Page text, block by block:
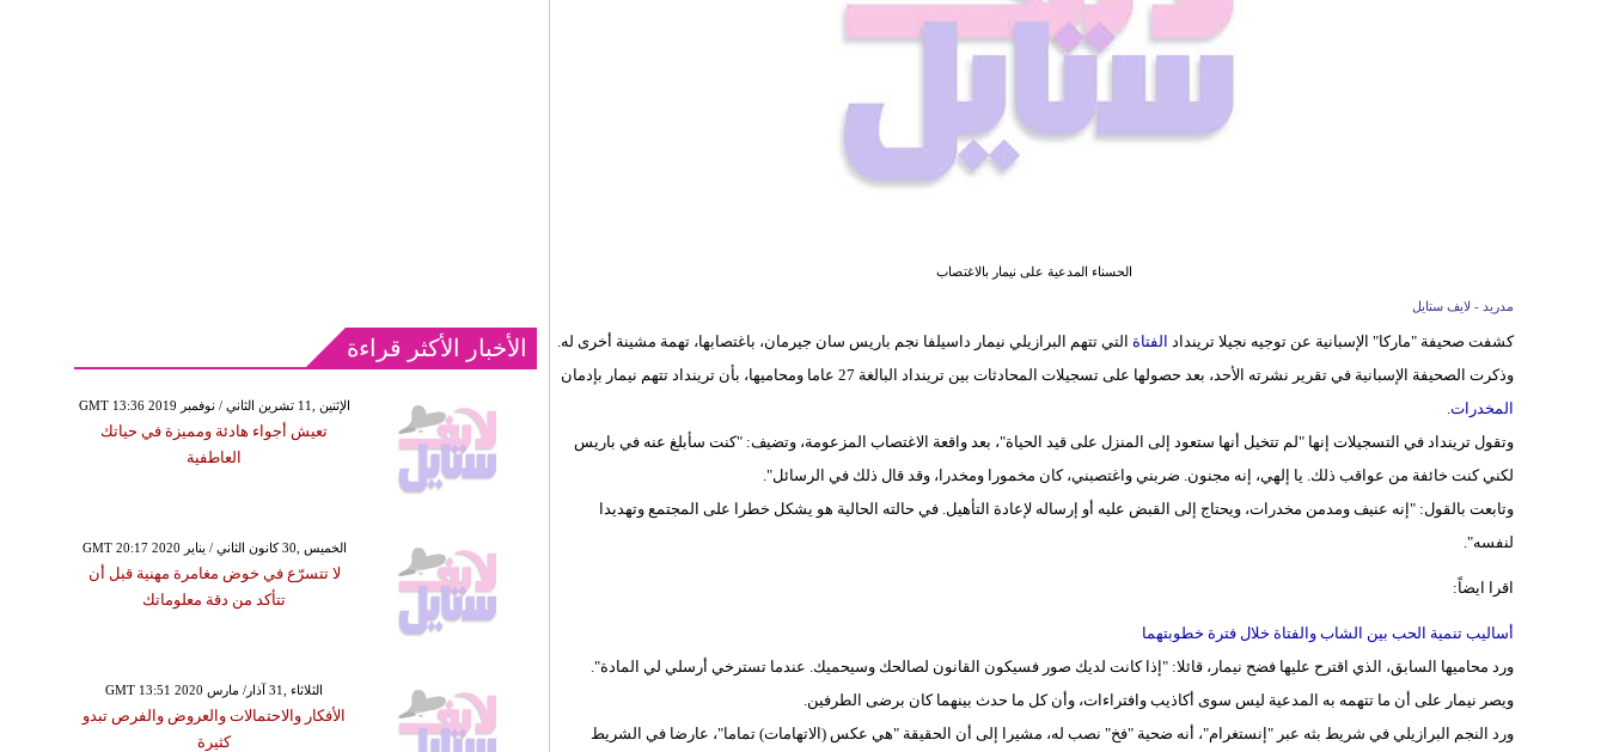
الحسناء المدعية على نيمار بالاغتصاب
مدريد - لايف ستايل
كشفت صحيفة "ماركا" الإسبانية عن توجيه نجيلا تريندادالفتاة التي تتهم البرازيلي نيمار داسيلفا نجم باريس سان جيرمان، باغتصابها، تهمة مشينة أخرى له.
وذكرت الصحيفة الإسبانية في تقرير نشرته الأحد، بعد حصولها على تسجيلات المحادثات بين ترينداد البالغة 27 عاما ومحاميها، بأن ترينداد تتهم نيمار بإدمان
المخدرات.
وتقول ترينداد في التسجيلات إنها "لم تتخيل أنها ستعود إلى المنزل على قيد الحياة"، بعد واقعة الاغتصاب المزعومة، وتضيف: "كنت سأبلغ عنه في باريس
لكني كنت خائفة من عواقب ذلك. يا إلهي، إنه مجنون. ضربني واغتصبني، كان مخمورا ومخدرا، وقد قال ذلك في الرسائل".
وتابعت بالقول: "إنه عنيف ومدمن مخدرات، ويحتاج إلى القبض عليه أو إرساله لإعادة التأهيل. في حالته الحالية هو يشكل خطرا على المجتمع وتهديدا
لنفسه".
اقرا ايضاً:
أساليب تنمية الحب بين الشاب والفتاة خلال فترة خطوبتهما
ورد محاميها السابق، الذي اقترح عليها فضح نيمار، قائلا: "إذا كانت لديك صور فسيكون القانون لصالحك وسيحميك. عندما تسترخي أرسلي لي المادة".
ويصر نيمار على أن ما تتهمه به المدعية ليس سوى أكاذيب وافتراءات، وأن كل ما حدث بينهما كان برضى الطرفين.
ورد النجم البرازيلي في شريط بثه عبر "إنستغرام"، أنه ضحية "فخ" نصب له، مشيرا إلى أن الحقيقة "هي عكس (الاتهامات) تماما"، عارضا في الشريط
الأخبار الأكثر قراءة
GMT 13:36 2019 الإثنين ,11 تشرين الثاني / نوفمبر
تعيش أجواء هادئة ومميزة في حياتك
العاطفية
GMT 20:17 2020 الخميس ,30 كانون الثاني / يناير
لا تتسرّع في خوض مغامرة مهنية قبل أن
تتأكد من دقة معلوماتك
GMT 13:51 2020 الثلاثاء ,31 آذار/ مارس
الأفكار والاحتمالات والعروض والفرص تبدو
كثيرة